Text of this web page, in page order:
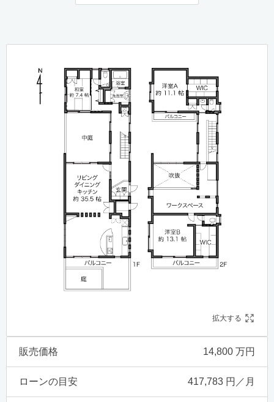
拡大する
販売価格 14,800 万円
ローンの目安 417,783 円／月